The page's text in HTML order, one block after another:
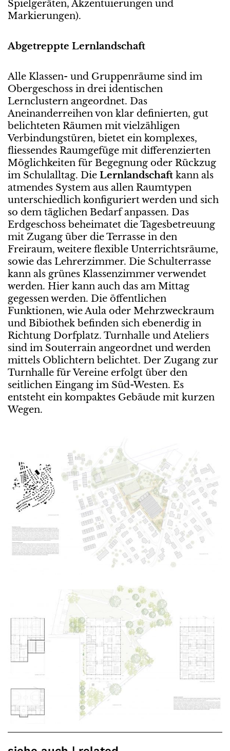
Spielgeräten, Akzentuierungen und
Markierungen).
Abgetreppte Lernlandschaft
Alle Klassen- und Gruppenräume sind im
Obergeschoss in drei identischen
Lernclustern angeordnet. Das
Aneinanderreihen von klar definierten, gut
belichteten Räumen mit vielzähligen
Verbindungstüren, bietet ein komplexes,
fliessendes Raumgefüge mit differenzierten
Möglichkeiten für Begegnung oder Rückzug
im Schulalltag. Die Lernlandschaft kann als
atmendes System aus allen Raumtypen
unterschiedlich konfiguriert werden und sich
so dem täglichen Bedarf anpassen. Das
Erdgeschoss beheimatet die Tagesbetreuung
mit Zugang über die Terrasse in den
Freiraum, weitere flexible Unterrichtsräume,
sowie das Lehrerzimmer. Die Schulterrasse
kann als grünes Klassenzimmer verwendet
werden. Hier kann auch das am Mittag
gegessen werden. Die öffentlichen
Funktionen, wie Aula oder Mehrzweckraum
und Bibiothek befinden sich ebenerdig in
Richtung Dorfplatz. Turnhalle und Ateliers
sind im Souterrain angeordnet und werden
mittels Oblichtern belichtet. Der Zugang zur
Turnhalle für Vereine erfolgt über den
seitlichen Eingang im Süd-Westen. Es
entsteht ein kompaktes Gebäude mit kurzen
Wegen.